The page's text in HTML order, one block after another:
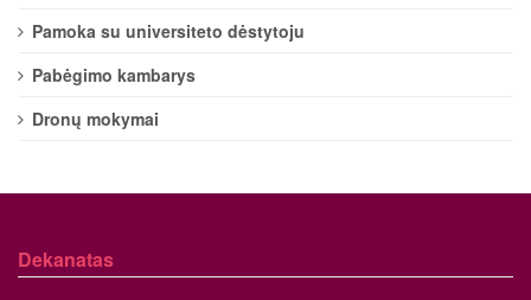
Pamoka su universiteto dėstytoju
Pabėgimo kambarys
Dronų mokymai
Dekanatas